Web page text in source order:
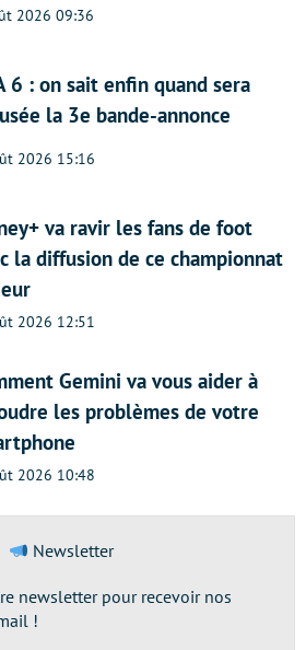
2026 09:36
6 : on sait enfin quand sera
la 3e bande-annonce
2026 15:16
va ravir les fans de foot
la diffusion de ce championnat
2026 12:51
Gemini va vous aider à
les problèmes de votre
2026 10:48
Newsletter
newsletter pour recevoir nos
!